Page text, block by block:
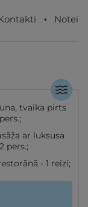
tvaika pirts
ar luksusa
pers.;
- 1 reizi;